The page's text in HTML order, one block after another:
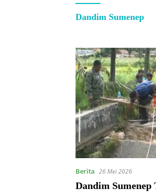
Dandim Sumenep
Berita 26 Mei 2026
Dandim Sumenep